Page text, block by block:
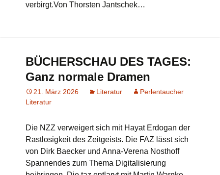
verbirgt.Von Thorsten Jantschek…
BÜCHERSCHAU DES TAGES:
Ganz normale Dramen
21. März 2026 Literatur
Perlentaucher
Literatur
Die NZZ verweigert sich mit Hayat Erdogan der
Rastlosigkeit des Zeitgeists. Die FAZ lässt sich
von Dirk Baecker und Anna-Verena Nosthoff
Spannendes zum Thema Digitalisierung